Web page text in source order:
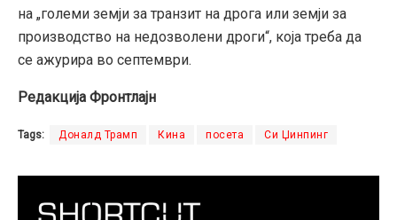
на „големи земји за транзит на дрога или земји за
производство на недозволени дроги“, која треба да
се ажурира во септември.
Редакција Фронтлајн
Tags: Доналд Трамп Кина посета Си Џинпинг